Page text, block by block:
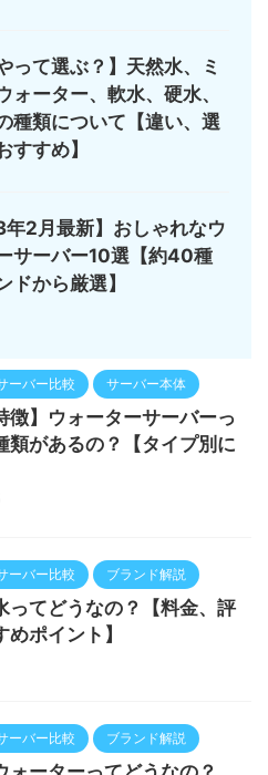
って選ぶ？】天然水、ミ
ォーター、軟水、硬水、
種類について【違い、選
すすめ】
年2月最新】おしゃれなウ
サーバー10選【約40種
ドから厳選】
ーバー比較 サーバー本体
徴】ウォーターサーバーっ
類があるの？【タイプ別に
ーバー比較 ブランド解説
ってどうなの？【料金、評
めポイント】
ーバー比較 ブランド解説